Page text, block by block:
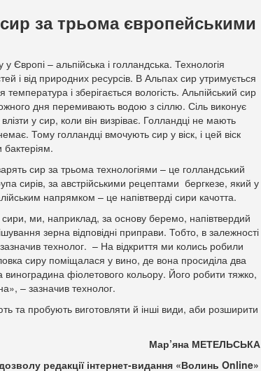
за трьома європейськими
Європі – альпійська і голландська. Технологія
і від природних ресурсів. В Альпах сир утримується
і зберігається вологість. Альпійський сир
дня перемивають водою з сіллю. Сіль виконує
у сир, коли він визріває. Голландці не мають
Тому голландці вмочують сир у віск, і цей віск
бактеріям.
сир за трьома технологіями – це голландський
сирів, за австрійськими рецептами бергкезе, який у
напрямком – це напівтверді сири качотта.
сири, ми, наприклад, за основу беремо, напівтвердий
зерна відповідні приправи. Тобто, в залежності
технолог. – На відкриття ми колись робили
сиру поміщалася у вино, де вона просиділа два
фіолетового кольору. Його робити тяжко,
– зазначив технолог.
та пробують виготовляти й інші види, аби розширити
Мар’яна МЕТЕЛЬСЬКА
редакції інтернет-видання «Волинь Online»